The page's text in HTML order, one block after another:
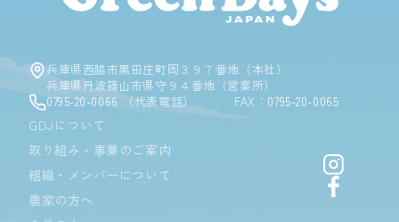
GDJについて
取り組み・事業のご案内
組織・メンバーについて
農家の方へ
兵庫県西脇市黒田庄町岡３９７番地（本社）
兵庫県丹波篠山市県守９４番地（営業所）
0795-20-0066 （代表電話） FAX： 0795-20-0065